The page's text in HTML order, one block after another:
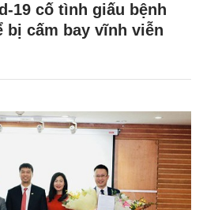
19 cố tình giấu bệnh
bị cấm bay vĩnh viễn